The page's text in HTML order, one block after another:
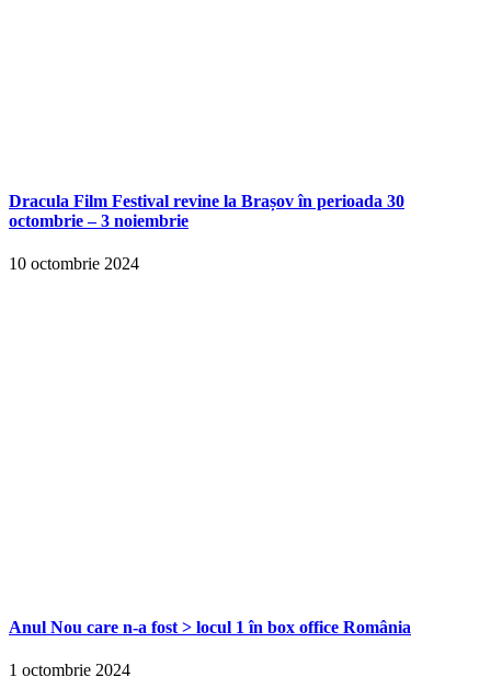
Dracula Film Festival revine la Brașov în perioada 30
octombrie – 3 noiembrie
10 octombrie 2024
Anul Nou care n-a fost > locul 1 în box office România
1 octombrie 2024